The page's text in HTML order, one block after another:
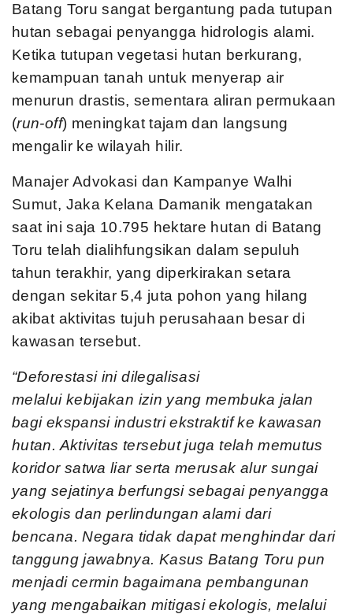
Batang Toru sangat bergantung pada tutupan
hutan sebagai penyangga hidrologis alami.
Ketika tutupan vegetasi hutan berkurang,
kemampuan tanah untuk menyerap air
menurun drastis, sementara aliran permukaan
(run-off) meningkat tajam dan langsung
mengalir ke wilayah hilir.
Manajer Advokasi dan Kampanye Walhi
Sumut, Jaka Kelana Damanik mengatakan
saat ini saja 10.795 hektare hutan di Batang
Toru telah dialihfungsikan dalam sepuluh
tahun terakhir, yang diperkirakan setara
dengan sekitar 5,4 juta pohon yang hilang
akibat aktivitas tujuh perusahaan besar di
kawasan tersebut.
“Deforestasi ini dilegalisasi
melalui kebijakan izin yang membuka jalan
bagi ekspansi industri ekstraktif ke kawasan
hutan. Aktivitas tersebut juga telah memutus
koridor satwa liar serta merusak alur sungai
yang sejatinya berfungsi sebagai penyangga
ekologis dan perlindungan alami dari
bencana. Negara tidak dapat menghindar dari
tanggung jawabnya. Kasus Batang Toru pun
menjadi cermin bagaimana pembangunan
yang mengabaikan mitigasi ekologis, melalui